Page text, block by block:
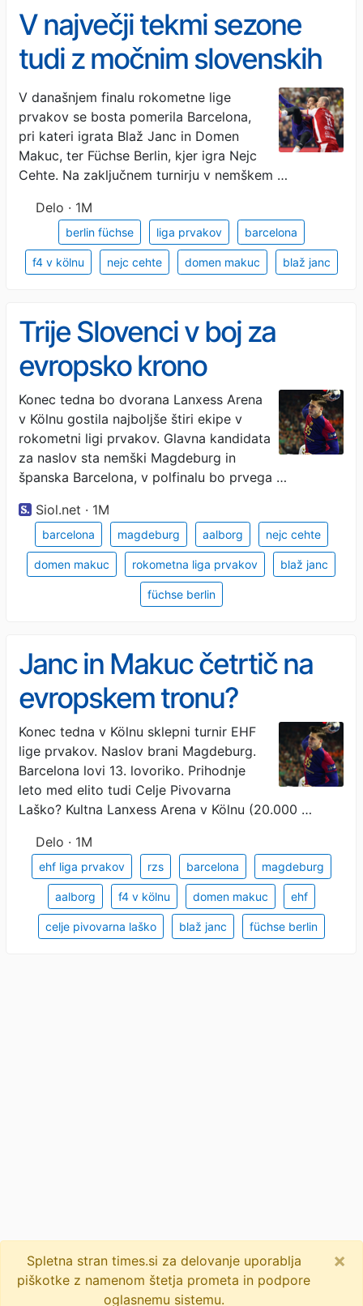
V največji tekmi sezone
tudi z močnim slovenskih
pridihom
V današnjem finalu rokometne lige
prvakov se bosta pomerila Barcelona,
pri kateri igrata Blaž Janc in Domen
Makuc, ter Füchse Berlin, kjer igra Nejc
Cehte. Na zaključnem turnirju v nemškem …
Delo · 1M
berlin füchse liga prvakov barcelona
f4 v kölnu nejc cehte domen makuc blaž janc
Trije Slovenci v boj za
evropsko krono
Konec tedna bo dvorana Lanxess Arena
v Kölnu gostila najboljše štiri ekipe v
rokometni ligi prvakov. Glavna kandidata
za naslov sta nemški Magdeburg in
španska Barcelona, v polfinalu bo prvega …
Siol.net · 1M
barcelona magdeburg aalborg nejc cehte
domen makuc rokometna liga prvakov blaž janc
füchse berlin
Janc in Makuc četrtič na
evropskem tronu?
Konec tedna v Kölnu sklepni turnir EHF
lige prvakov. Naslov brani Magdeburg.
Barcelona lovi 13. lovoriko. Prihodnje
leto med elito tudi Celje Pivovarna
Laško? Kultna Lanxess Arena v Kölnu (20.000 …
Delo · 1M
ehf liga prvakov rzs barcelona magdeburg
aalborg f4 v kölnu domen makuc ehf
celje pivovarna laško blaž janc füchse berlin
Spletna stran times.si za delovanje uporablja
piškotke z namenom štetja prometa in podpore
oglasnemu sistemu.
×